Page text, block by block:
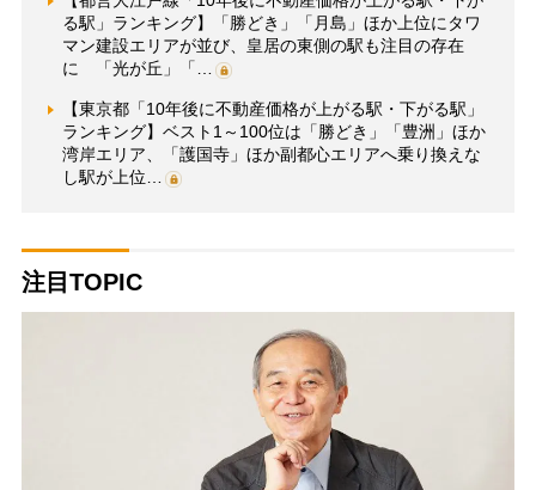
る駅」ランキング】「勝どき」「月島」ほか上位にタワ
マン建設エリアが並び、皇居の東側の駅も注目の存在
に 「光が丘」「…
【東京都「10年後に不動産価格が上がる駅・下がる駅」
ランキング】ベスト1～100位は「勝どき」「豊洲」ほか
湾岸エリア、「護国寺」ほか副都心エリアへ乗り換えな
し駅が上位…
注目TOPIC